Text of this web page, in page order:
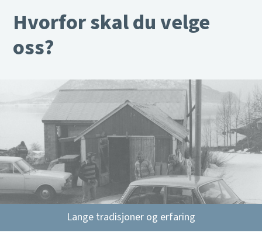
Hvorfor skal du velge
oss?
Lange tradisjoner og erfaring